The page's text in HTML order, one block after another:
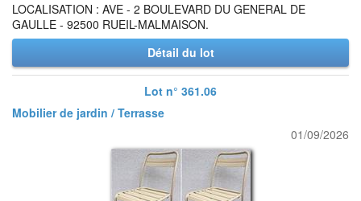
LOCALISATION : AVE - 2 BOULEVARD DU GENERAL DE
GAULLE - 92500 RUEIL-MALMAISON.
Détail du lot
Lot n° 361.06
Mobilier de jardin / Terrasse
01/09/2026